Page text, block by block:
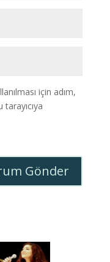
için adım,